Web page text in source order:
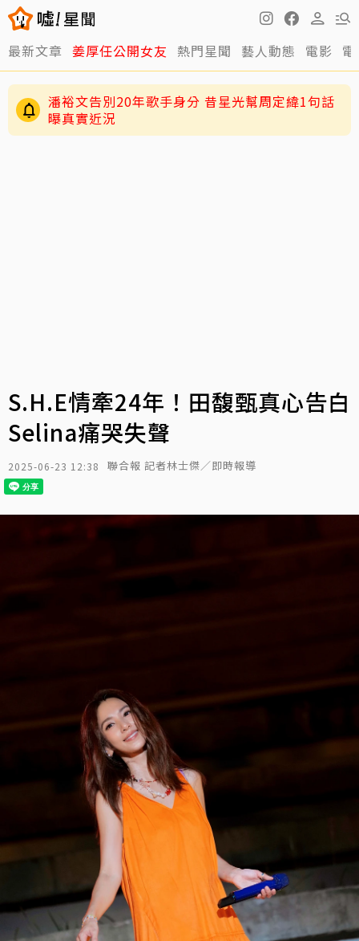
最新文章 姜厚任公開女友 熱門星聞 藝人動態 電影
潘裕文告別20年歌手身分 昔星光幫周定緯1句話
曝真實近況
S.H.E情牽24年！田馥甄真心告白
Selina痛哭失聲
2025-06-23 12:38 聯合報 記者林士傑／即時報導